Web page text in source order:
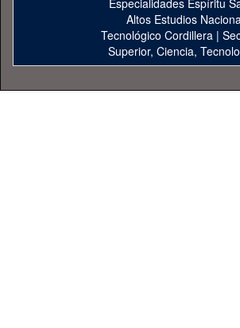
Especialidades Espíritu
Altos Estudios
Tecnológico Cordillera |
Superior, Ciencia,